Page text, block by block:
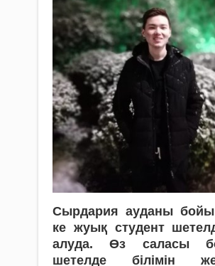
Сырдария ауданы
ке жуық студент
алуда. Өз саласы
шетелде білімін